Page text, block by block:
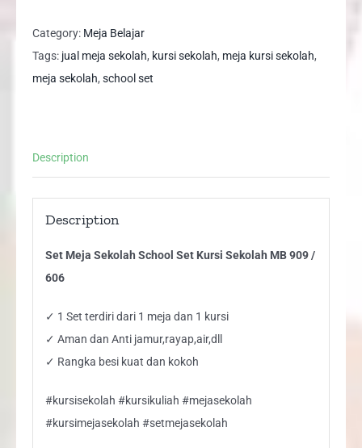
School
Set
Kursi
Category: Meja Belajar
Tags: jual meja sekolah, kursi sekolah, meja kursi sekolah,
meja sekolah, school set
Description
Description
Set Meja Sekolah School Set Kursi Sekolah MB 909 /
606
✓ 1 Set terdiri dari 1 meja dan 1 kursi
✓ Aman dan Anti jamur,rayap,air,dll
✓ Rangka besi kuat dan kokoh
#kursisekolah #kursikuliah #mejasekolah
#kursimejasekolah #setmejasekolah